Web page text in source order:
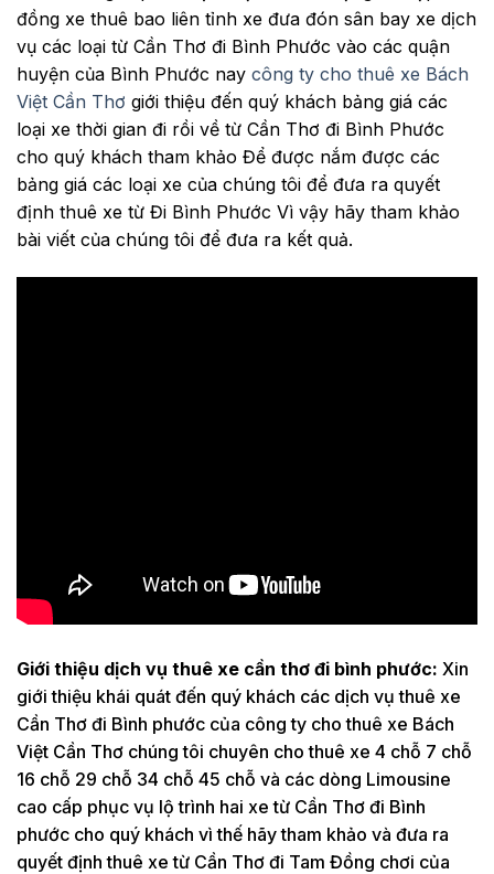
đồng xe thuê bao liên tỉnh xe đưa đón sân bay xe dịch
vụ các loại từ Cần Thơ đi Bình Phước vào các quận
huyện của Bình Phước nay công ty cho thuê xe Bách
Việt Cần Thơ giới thiệu đến quý khách bảng giá các
loại xe thời gian đi rồi về từ Cần Thơ đi Bình Phước
cho quý khách tham khảo Để được nắm được các
bảng giá các loại xe của chúng tôi để đưa ra quyết
định thuê xe từ Đi Bình Phước Vì vậy hãy tham khảo
bài viết của chúng tôi để đưa ra kết quả.
Giới thiệu dịch vụ thuê xe cần thơ đi bình phước: Xin
giới thiệu khái quát đến quý khách các dịch vụ thuê xe
Cần Thơ đi Bình phước của công ty cho thuê xe Bách
Việt Cần Thơ chúng tôi chuyên cho thuê xe 4 chỗ 7 chỗ
16 chỗ 29 chỗ 34 chỗ 45 chỗ và các dòng Limousine
cao cấp phục vụ lộ trình hai xe từ Cần Thơ đi Bình
phước cho quý khách vì thế hãy tham khảo và đưa ra
quyết định thuê xe từ Cần Thơ đi Tam Đồng chơi của